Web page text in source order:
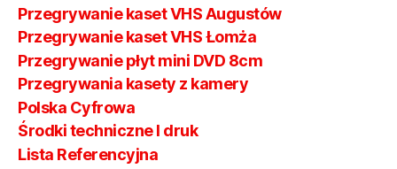
Przegrywanie kaset VHS Augustów
Przegrywanie kaset VHS Łomża
Przegrywanie płyt mini DVD 8cm
Przegrywania kasety z kamery
Polska Cyfrowa
Środki techniczne I druk
Lista Referencyjna